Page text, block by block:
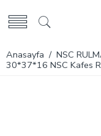
Anasayfa / NSC
30*37*16 NSC Kafes